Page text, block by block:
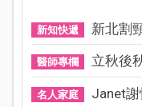
新知快遞 新北割
醫師專欄 立秋後
名人家庭 Janet謝